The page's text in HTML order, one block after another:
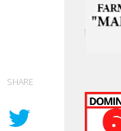
SHARE